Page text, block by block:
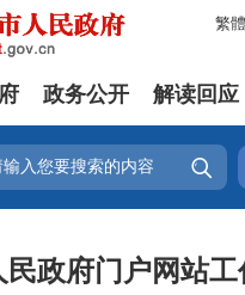
繁
政务公开 解读回应

民政府门户网站